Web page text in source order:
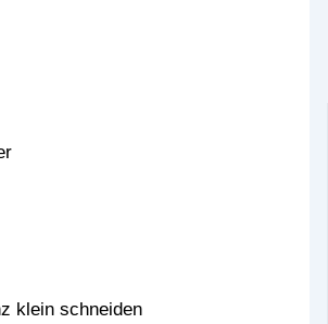
klein schneiden